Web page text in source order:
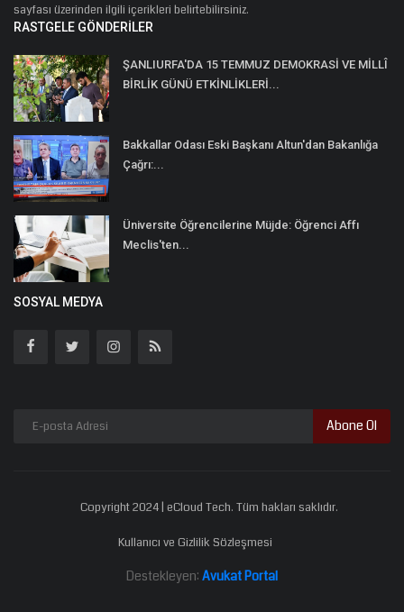
sayfası üzerinden ilgili içerikleri belirtebilirsiniz.
RASTGELE GÖNDERILER
ŞANLIURFA'DA 15 TEMMUZ DEMOKRASİ VE MİLLÎ
BİRLİK GÜNÜ ETKİNLİKLERİ...
Bakkallar Odası Eski Başkanı Altun'dan Bakanlığa
Çağrı:...
Üniversite Öğrencilerine Müjde: Öğrenci Affı
Meclis'ten...
SOSYAL MEDYA
Abone Ol
Copyright 2024 | eCloud Tech. Tüm hakları saklıdır.
Kullanıcı ve Gizlilik Sözleşmesi
Destekleyen: Avukat Portal